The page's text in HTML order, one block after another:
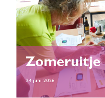
Zomeruitje
24 juni 2026